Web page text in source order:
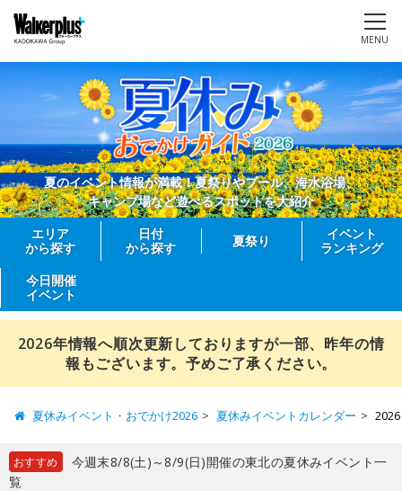
MENU
夏のイベント情報が満載！夏祭りやプール、海水浴場、
キャンプ場など遊べるスポットを大紹介
エリア
から探す
日付
から探す
夏祭り
イベント
ランキング
今日開催
イベント
2026年情報へ順次更新しておりますが一部、昨年の情
報もございます。予めご了承ください。
夏休みイベント・おでかけ2026 夏休みイベントカレンダー
おすすめ
今週末8/8(土)～8/9(日)開催の東北の夏休みイベント一
覧